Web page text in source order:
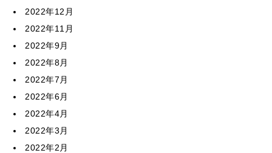
2022年12月
2022年11月
2022年9月
2022年8月
2022年7月
2022年6月
2022年4月
2022年3月
2022年2月